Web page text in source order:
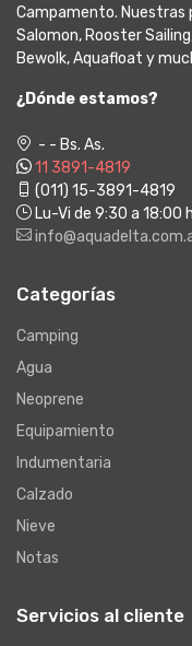
Campamento. Nuestras
Salomon, Rooster
Bewolk, Aquafloat y
¿Dónde estamos?
- - Bs. As.
11 3891-4819
(011) 15-3891-4819
Lu-Vi de 9:30 a 18:00
Categorías
Camping
Agua
Neoprene
Equipamiento
Indumentaria
Calzado
Nieve
Notas
Servicios al cliente